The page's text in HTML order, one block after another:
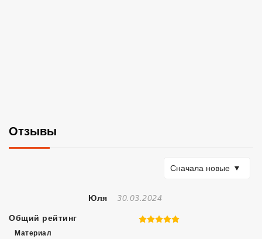
Отзывы
Сортировать по
Сначала новые
Юля Отзыв Создан
30.03.2024
Общий рейтинг 5 из 5
Материал